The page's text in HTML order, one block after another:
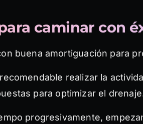
caminar con
buena amortiguación para
realizar la
para optimizar el
progresivamente,